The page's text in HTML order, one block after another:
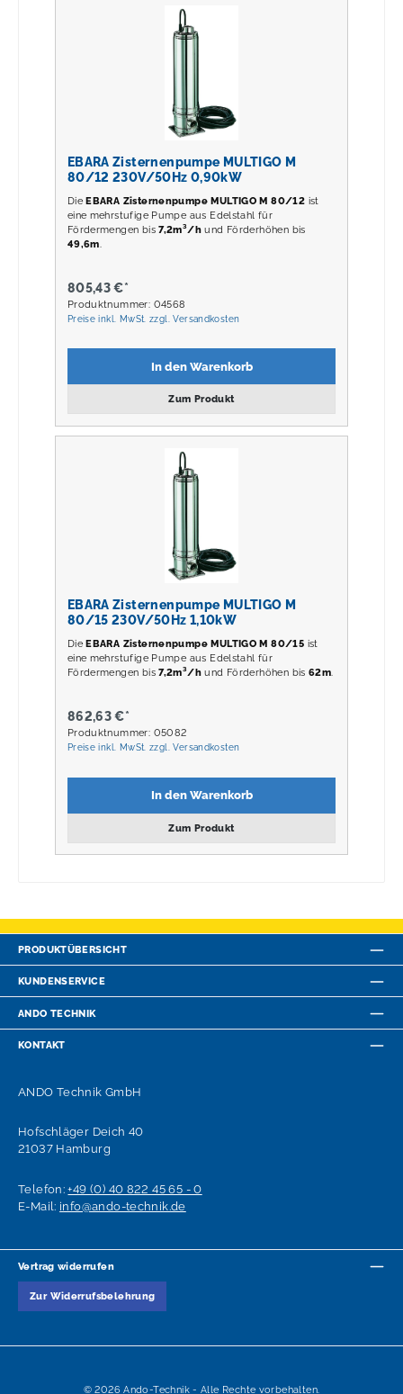
EBARA Zisternenpumpe MULTIGO M
80/12 230V/50Hz 0,90kW
DieEBARA Zisternenpumpe MULTIGO M 80/12 ist
eine mehrstufige Pumpe aus Edelstahl für
Fördermengen bis7,2m³/h und Förderhöhen bis
49,6m
805,43 €*
Produktnummer: 04568
Preise inkl. MwSt. zzgl. Versandkosten
In den Warenkorb
Zum Produkt
EBARA Zisternenpumpe MULTIGO M
80/15 230V/50Hz 1,10kW
DieEBARA Zisternenpumpe MULTIGO M 80/15 ist
eine mehrstufige Pumpe aus Edelstahl für
Fördermengen bis7,2m³/h und Förderhöhen bis62m.
862,63 €*
Produktnummer: 05082
Preise inkl. MwSt. zzgl. Versandkosten
In den Warenkorb
Zum Produkt
PRODUKTÜBERSICHT
KUNDENSERVICE
ANDO TECHNIK
KONTAKT
ANDO Technik GmbH
Hofschläger Deich 40
21037 Hamburg
Telefon:+49 (0) 40 822 45 65 - 0
E-Mail: info@ando-technik.de
Vertrag widerrufen
Zur Widerrufsbelehrung
© 2026 Ando-Technik - Alle Rechte vorbehalten.